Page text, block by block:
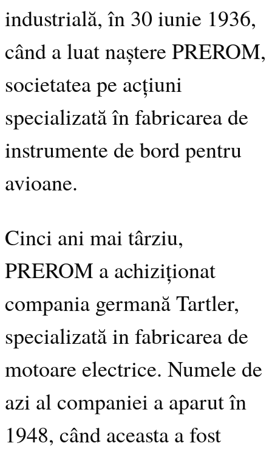
industrială, în 30 iunie 1936,
când a luat naștere PREROM,
societatea pe acțiuni
specializată în fabricarea de
instrumente de bord pentru
avioane.
Cinci ani mai târziu,
PREROM a achiziționat
compania germană Tartler,
specializată in fabricarea de
motoare electrice. Numele de
azi al companiei a aparut în
1948, când aceasta a fost